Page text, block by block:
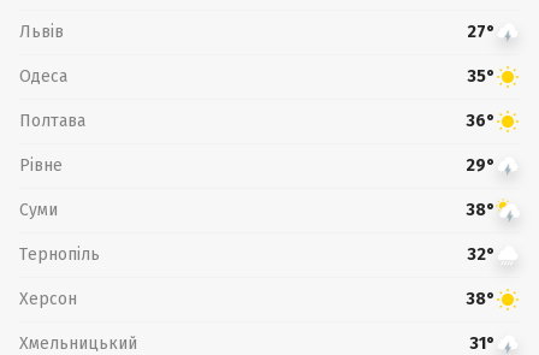
Львів 27°
Одеса 35°
Полтава 36°
Рівне 29°
Суми 38°
Тернопіль 32°
Херсон 38°
Хмельницький 31°